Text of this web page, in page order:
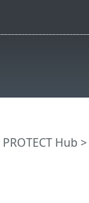
Hub >